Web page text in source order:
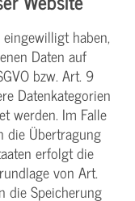
haben,
Daten auf
bzw. Art. 9
Datenkategorien
werden. Im Falle
die Übertragung
erfolgt die
von Art.
die Speicherung